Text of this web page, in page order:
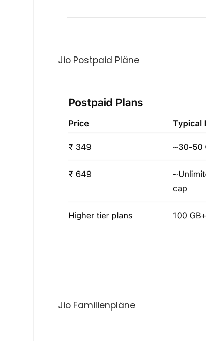
Jio Postpaid Pläne
Jio Familienpläne